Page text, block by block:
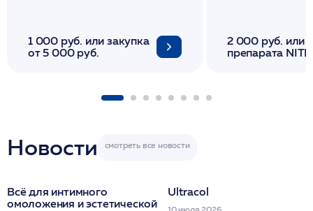
1 000 руб. или закупка
от 5 000 руб.
2 000 руб. или
препарата
Новости
Всё для интимного
омоложения и эстетической
Ultracol